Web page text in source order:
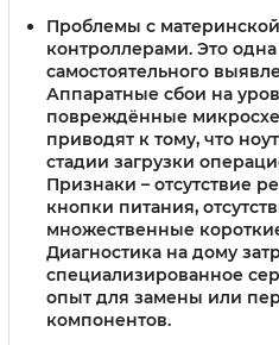
Проблемы с
контроллерами. Это
самостоятельного
Аппаратные сбои на
повреждённые
приводят к тому, что
стадии загрузки
Признаки – отсутствие
кнопки питания,
множественные
Диагностика на дому
специализированное
опыт для замены или
компонентов.